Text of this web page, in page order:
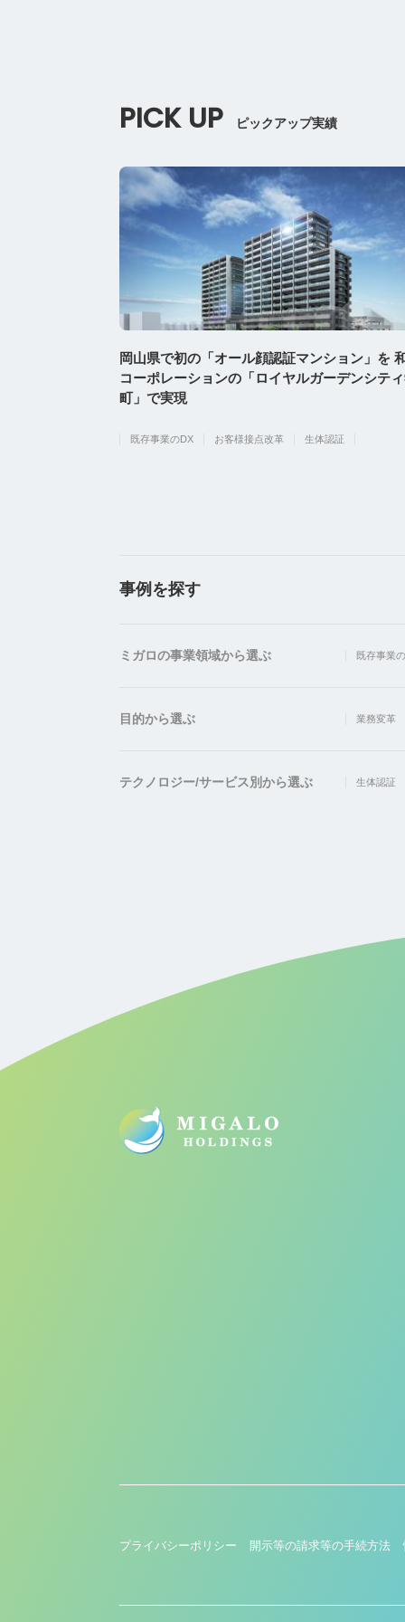
PICK UP ピックアップ実績
岡山県で初の「オール顔認証マンション」を
コーポレーションの「ロイヤルガーデンシテ
町」で実現
既存事業のDX お客様接点改革 生体認証
事例を探す
ミガロの事業領域から選ぶ 既存事業
目的から選ぶ 業務変革
テクノロジー/サービス別から選ぶ 生体認証
プライバシーポリシー 開示等の請求等の手続方法